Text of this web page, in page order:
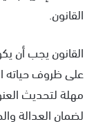
القانون.
القانون يجب أن
على ظروف حياته
مهلة لتحديث
لضمان العدالة